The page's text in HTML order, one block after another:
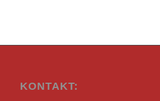
KONTAKT: